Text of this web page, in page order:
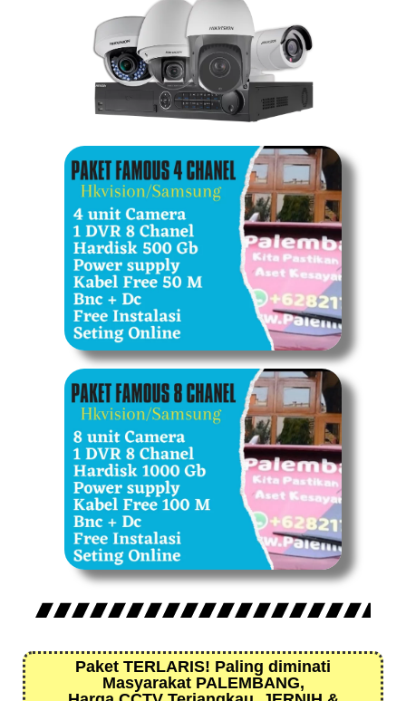
Paket TERLARIS! Paling diminati
Masyarakat PALEMBANG,